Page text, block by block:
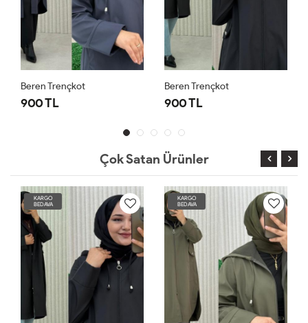
Beren Trençkot
900 TL
Beren Trençkot
900 TL
Çok Satan Ürünler
KARGO
BEDAVA
KARGO
BEDAVA